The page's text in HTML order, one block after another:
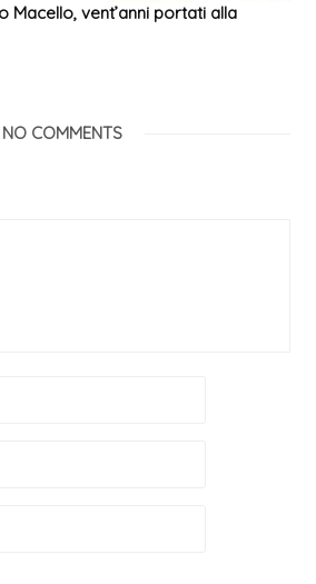
Macello, vent’anni portati alla
NO COMMENTS